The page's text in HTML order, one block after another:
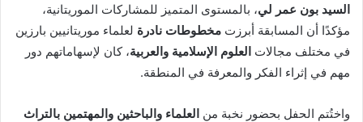
السيد بون عمر لي، بالمستوى المتميز للمشاركات الموريتانية،
مؤكدًا أن المسابقة أبرزت مخطوطات نادرة لعلماء موريتانيين بارزين
في مختلف مجالات العلوم الإسلامية والعربية، كان لإسهاماتهم دور
مهم في إثراء الفكر والمعرفة في المنطقة.
واختُتم الحفل بحضور نخبة من العلماء والباحثين والمهتمين بالتراث